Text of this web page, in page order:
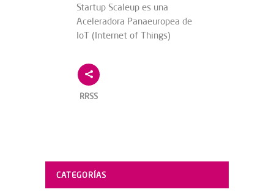
Startup Scaleup es una
Aceleradora Panaeuropea de
IoT (Internet of Things)
RRSS
CATEGORÍAS